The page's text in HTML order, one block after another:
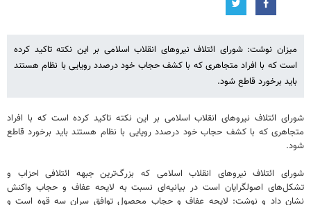
میزان نوشت: شورای ائتلاف نیروهای انقلاب اسلامی بر این نکته تاکید کرده
است که با افراد متجاهری که با کشف حجاب خود درصدد رویایی با نظام هستند
باید برخورد قاطع شود.
شورای ائتلاف نیروهای انقلاب اسلامی بر این نکته تاکید کرده است که با افراد
متجاهری که با کشف حجاب خود درصدد رویایی با نظام هستند باید برخورد قاطع
شود.
شورای ائتلاف نیروهای انقلاب اسلامی که بزرگ‌ترین جبهه ائتلافی احزاب و
تشکل‌های اصولگرایان است در بیانیه‌ای نسبت به لایحه عفاف و حجاب واکنش
نشان داد و نوشت: لایحه عفاف و حجاب محصول توافق سران سه قوه است و